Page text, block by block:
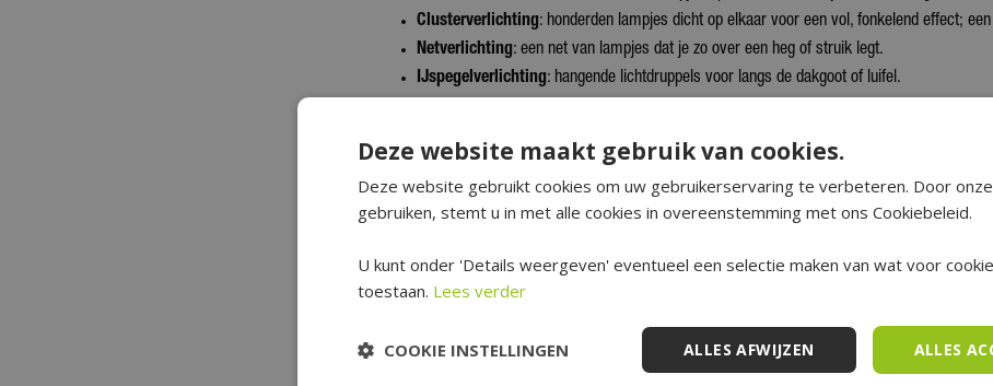
Clusterverlichting : honderden lampjes dicht op elkaar voor een vol, fonkelend effect;
Netverlichting : een net van lampjes dat je zo over een heg of struik legt.
IJspegelverlichting : hangende lichtdruppels voor langs de dakgoot of luifel.
Warm wit, helder wit of gekleurd?
De lichtkleur bepaalt de sfeer. Warm wit (rond 2.700 kelvin) geeft een knusse, klassieke
frisser, mooi bij een wit-zilver thema. Daarnaast is er gekleurde en multicolor verlichting
klassieker die bij vrijwel elk interieur past. Sommige snoeren wisselen zelfs van stand, zodat
Hoeveel kerstverlichting heb ik nodig?
Een handige vuistregel voor de boom is ongeveer 100 lampjes per 30 centimeter
Deze website maakt gebruik van cookies.
Deze website gebruikt cookies om uw gebruikerservaring te verbeteren. Door
gebruiken, stemt u in met alle cookies in overeenstemming met ons Cookiebeleid.
U kunt onder 'Details weergeven' eventueel een selectie maken van wat voor
toestaan. Lees verder
ALLES
ALLES AFWIJZEN
COOKIE INSTELLINGEN